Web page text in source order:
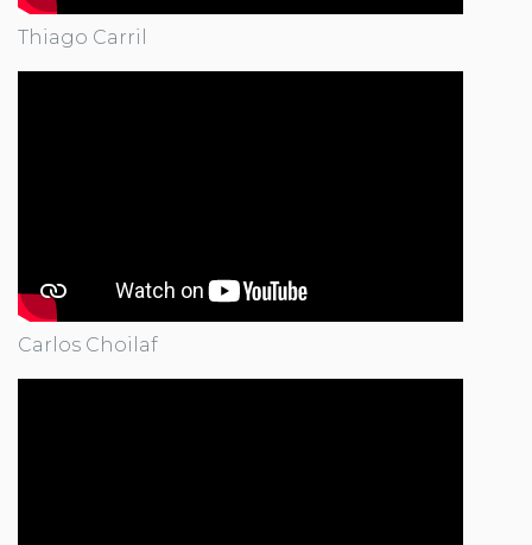
Thiago Carril
Carlos Choilaf